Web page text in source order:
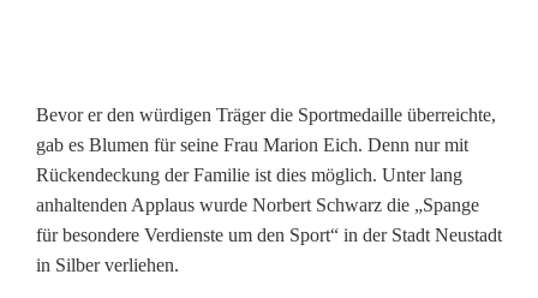
Bevor er den würdigen Träger die Sportmedaille überreichte,
gab es Blumen für seine Frau Marion Eich. Denn nur mit
Rückendeckung der Familie ist dies möglich. Unter lang
anhaltenden Applaus wurde Norbert Schwarz die „Spange
für besondere Verdienste um den Sport“ in der Stadt Neustadt
in Silber verliehen.